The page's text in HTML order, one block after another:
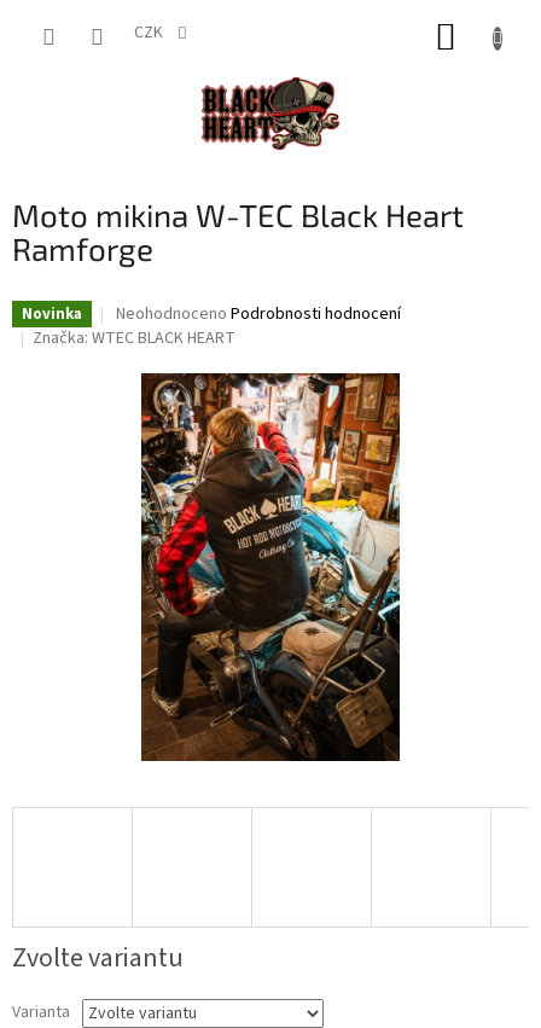
CZK
Moto mikina W-TEC Black Heart
Ramforge
Novinka
Průměrné
hodnocení
hvězdiček.
Neohodnoceno Podrobnosti hodnocení
Značka: WTEC BLACK HEART
Zvolte variantu
Varianta